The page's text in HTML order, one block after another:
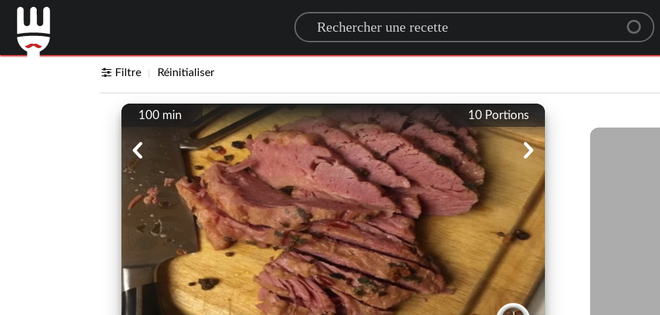
Search for a recipe
Filtre Réinitialiser
10 Portions
100 min